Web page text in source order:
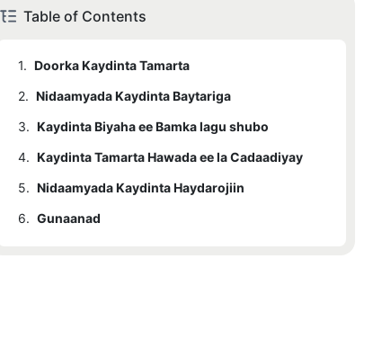
Table of Contents
1. Doorka Kaydinta Tamarta
2. Nidaamyada Kaydinta Baytariga
3. Kaydinta Biyaha ee Bamka lagu shubo
4. Kaydinta Tamarta Hawada ee la Cadaadiyay
5. Nidaamyada Kaydinta Haydarojiin
6. Gunaanad